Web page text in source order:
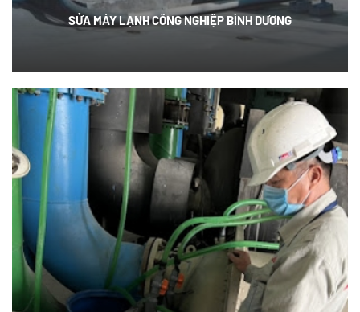
SỬA MÁY LẠNH CÔNG NGHIỆP BÌNH DƯƠNG